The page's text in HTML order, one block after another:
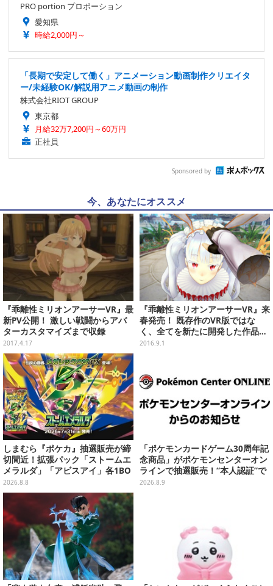
PRO portion プロポーション
愛知県
時給2,000円～
「長期で安定して働く」アニメーション動画制作クリエイタ
ー/未経験OK/解説用アニメ動画の制作
株式会社RIOT GROUP
東京都
月給32万7,200円～60万円
正社員
Sponsored by
今、あなたにオススメ
『乖離性ミリオンアーサーVR』最
新PV公開！ 激しい戦闘からアバ
ターカスタマイズまで収録
2017.4.17
『乖離性ミリオンアーサーVR』来
春発売！ 既存作のVR版ではな
く、全てを新たに開発した作品…
TGS2016で試遊も
2016.9.1
しまむら『ポケカ』抽選販売が締
切間近！拡張パック「ストームエ
メラルダ」「アビスアイ」各1BO
Xをラインナップ
2026.8.8
「ポケモンカードゲーム30周年記
念商品」がポケモンセンターオン
ラインで抽選販売！“本人認証”で
当選率アップ
2026.8.9